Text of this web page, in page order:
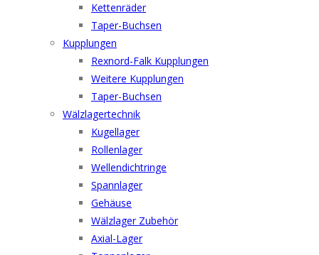
Kettenräder
Taper-Buchsen
Kupplungen
Rexnord-Falk Kupplungen
Weitere Kupplungen
Taper-Buchsen
Wälzlagertechnik
Kugellager
Rollenlager
Wellendichtringe
Spannlager
Gehäuse
Wälzlager Zubehör
Axial-Lager